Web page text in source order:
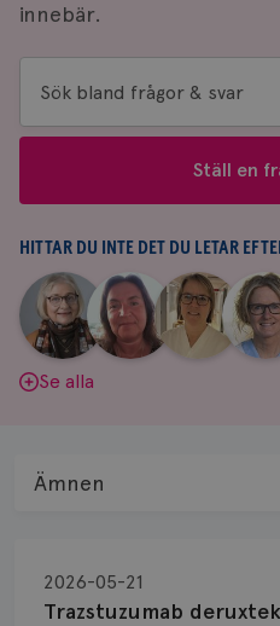
innebär.
Sök
bland
&
svar
Ställ en
HITTAR DU INTE DET DU LETAR
Aina
Johnsson
|
Anne
Andersson
Fredrika
Killander
|
Se alla
Trazstuzumab
2026-05-21
Ämnen
Biopsi